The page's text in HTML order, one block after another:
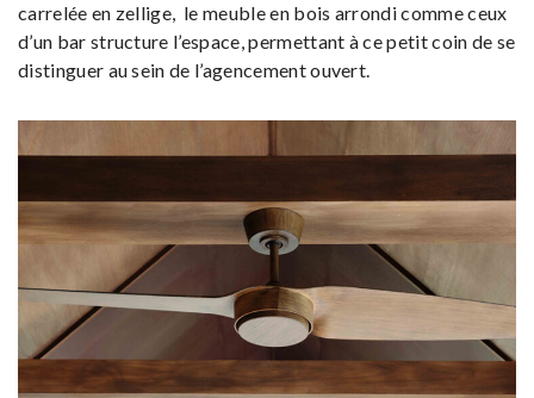
carrelée en zellige, le meuble en bois arrondi comme ceux
d’un bar structure l’espace, permettant à ce petit coin de se
distinguer au sein de l’agencement ouvert.